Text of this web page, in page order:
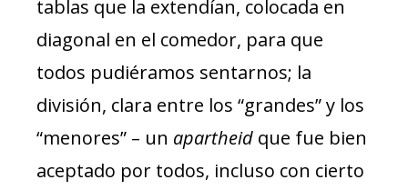
tablas que la extendían, colocada en
diagonal en el comedor, para que
todos pudiéramos sentarnos; la
división, clara entre los “grandes” y los
“menores” – un apartheid que fue bien
aceptado por todos, incluso con cierto